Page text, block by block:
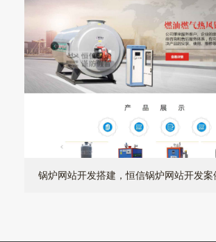
锅炉网站开发搭建，恒信锅炉网站开发案